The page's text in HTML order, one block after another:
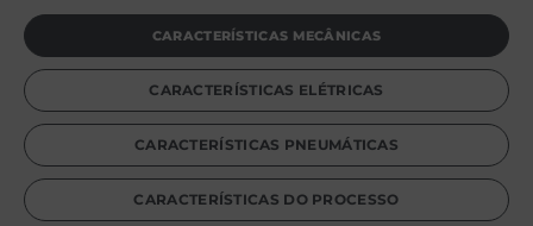
CARACTERÍSTICAS MECÂNICAS
CARACTERÍSTICAS ELÉTRICAS
CARACTERÍSTICAS PNEUMÁTICAS
CARACTERÍSTICAS DO PROCESSO